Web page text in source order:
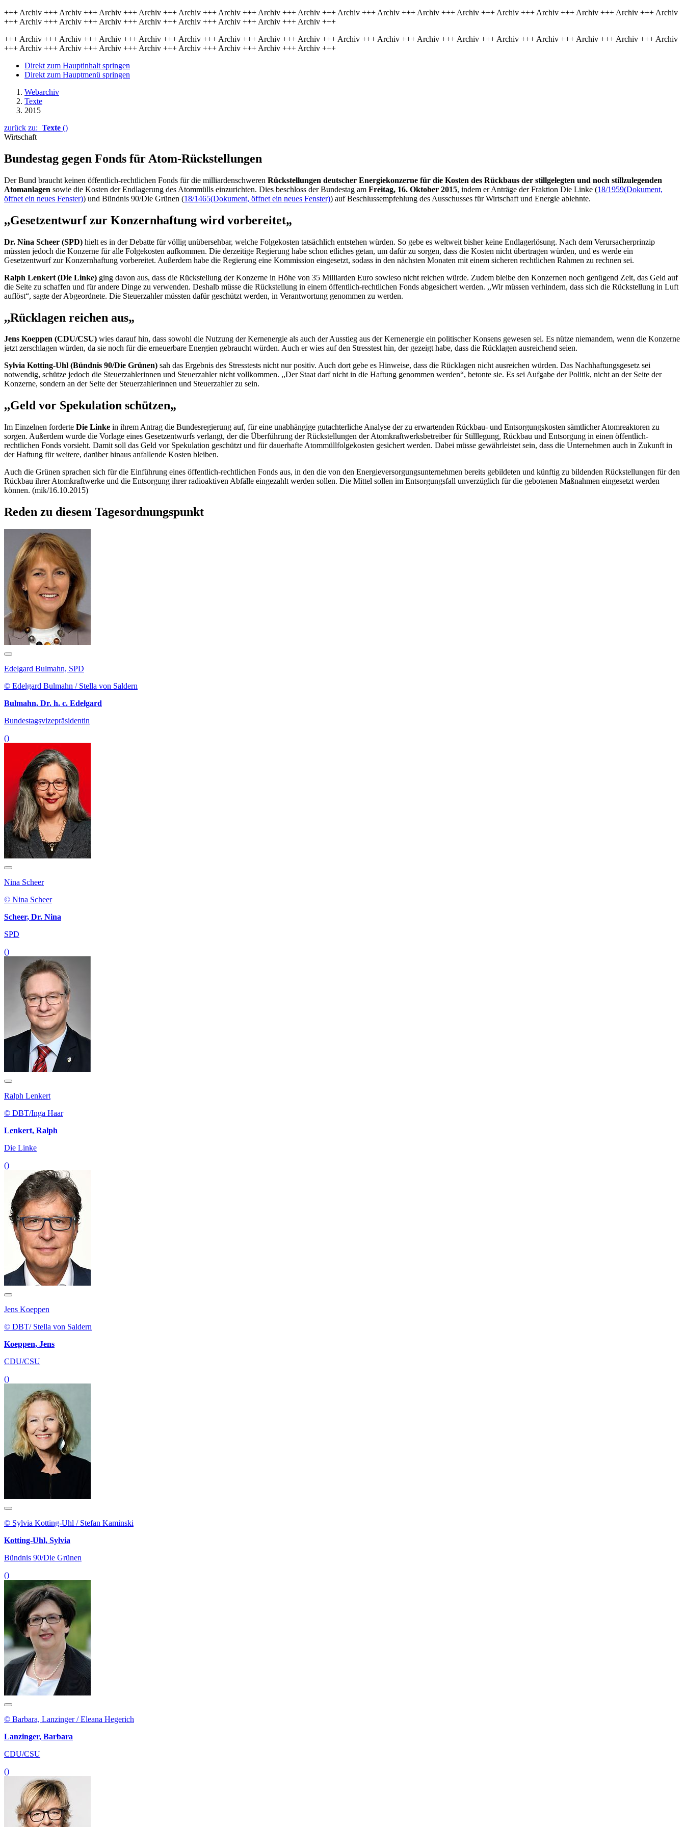
+++ Archiv +++ Archiv +++ Archiv +++ Archiv +++ Archiv +++ Archiv +++ Archiv +++ Archiv +++ Archiv +++ Archiv +++ Archiv +++ Archiv +++ Archiv +++ Archiv +++ Archiv +++ Archiv +++ Archiv
+++ Archiv +++ Archiv +++ Archiv +++ Archiv +++ Archiv +++ Archiv +++ Archiv +++ Archiv +++
+++ Archiv +++ Archiv +++ Archiv +++ Archiv +++ Archiv +++ Archiv +++ Archiv +++ Archiv +++ Archiv +++ Archiv +++ Archiv +++ Archiv +++ Archiv +++ Archiv +++ Archiv +++ Archiv +++ Archiv
+++ Archiv +++ Archiv +++ Archiv +++ Archiv +++ Archiv +++ Archiv +++ Archiv +++ Archiv +++
Direkt zum Hauptinhalt springen
Direkt zum Hauptmenü springen
Webarchiv
Texte
2015
zurück zu: Texte ()
Wirtschaft
Bundestag gegen Fonds für Atom-Rückstellungen
Der Bund braucht keinen öffentlich-rechtlichen Fonds für die milliardenschweren Rückstellungen deutscher Energiekonzerne für die Kosten des Rückbaus der stillgelegten und noch stillzulegenden
Atomanlagen sowie die Kosten der Endlagerung des Atommülls einzurichten. Dies beschloss der Bundestag am Freitag, 16. Oktober 2015, indem er Anträge der Fraktion Die Linke (18/1959(Dokument,
öffnet ein neues Fenster)) und Bündnis 90/Die Grünen (18/1465(Dokument, öffnet ein neues Fenster)) auf Beschlussempfehlung des Ausschusses für Wirtschaft und Energie ablehnte.
,,Gesetzentwurf zur Konzernhaftung wird vorbereitet„
Dr. Nina Scheer (SPD) hielt es in der Debatte für völlig unübersehbar, welche Folgekosten tatsächlich entstehen würden. So gebe es weltweit bisher keine Endlagerlösung. Nach dem Verursacherprinzip
müssten jedoch die Konzerne für alle Folgekosten aufkommen. Die derzeitige Regierung habe schon etliches getan, um dafür zu sorgen, dass die Kosten nicht übertragen würden, und es werde ein
Gesetzentwurf zur Konzernhaftung vorbereitet. Außerdem habe die Regierung eine Kommission eingesetzt, sodass in den nächsten Monaten mit einem sicheren rechtlichen Rahmen zu rechnen sei.
Ralph Lenkert (Die Linke) ging davon aus, dass die Rückstellung der Konzerne in Höhe von 35 Milliarden Euro sowieso nicht reichen würde. Zudem bleibe den Konzernen noch genügend Zeit, das Geld auf
die Seite zu schaffen und für andere Dinge zu verwenden. Deshalb müsse die Rückstellung in einem öffentlich-rechtlichen Fonds abgesichert werden. ,,Wir müssen verhindern, dass sich die Rückstellung in Luft
auflöst“, sagte der Abgeordnete. Die Steuerzahler müssten dafür geschützt werden, in Verantwortung genommen zu werden.
,,Rücklagen reichen aus„
Jens Koeppen (CDU/CSU) wies darauf hin, dass sowohl die Nutzung der Kernenergie als auch der Ausstieg aus der Kernenergie ein politischer Konsens gewesen sei. Es nütze niemandem, wenn die Konzerne
jetzt zerschlagen würden, da sie noch für die erneuerbare Energien gebraucht würden. Auch er wies auf den Stresstest hin, der gezeigt habe, dass die Rücklagen ausreichend seien.
Sylvia Kotting-Uhl (Bündnis 90/Die Grünen) sah das Ergebnis des Stresstests nicht nur positiv. Auch dort gebe es Hinweise, dass die Rücklagen nicht ausreichen würden. Das Nachhaftungsgesetz sei
notwendig, schütze jedoch die Steuerzahlerinnen und Steuerzahler nicht vollkommen. ,,Der Staat darf nicht in die Haftung genommen werden“, betonte sie. Es sei Aufgabe der Politik, nicht an der Seite der
Konzerne, sondern an der Seite der Steuerzahlerinnen und Steuerzahler zu sein.
,,Geld vor Spekulation schützen„
Im Einzelnen forderte Die Linke in ihrem Antrag die Bundesregierung auf, für eine unabhängige gutachterliche Analyse der zu erwartenden Rückbau- und Entsorgungskosten sämtlicher Atomreaktoren zu
sorgen. Außerdem wurde die Vorlage eines Gesetzentwurfs verlangt, der die Überführung der Rückstellungen der Atomkraftwerksbetreiber für Stilllegung, Rückbau und Entsorgung in einen öffentlich-
rechtlichen Fonds vorsieht. Damit soll das Geld vor Spekulation geschützt und für dauerhafte Atommüllfolgekosten gesichert werden. Dabei müsse gewährleistet sein, dass die Unternehmen auch in Zukunft in
der Haftung für weitere, darüber hinaus anfallende Kosten bleiben.
Auch die Grünen sprachen sich für die Einführung eines öffentlich-rechtlichen Fonds aus, in den die von den Energieversorgungsunternehmen bereits gebildeten und künftig zu bildenden Rückstellungen für den
Rückbau ihrer Atomkraftwerke und die Entsorgung ihrer radioaktiven Abfälle eingezahlt werden sollen. Die Mittel sollen im Entsorgungsfall unverzüglich für die gebotenen Maßnahmen eingesetzt werden
können. (mik/16.10.2015)
Reden zu diesem Tagesordnungspunkt
Edelgard Bulmahn, SPD
© Edelgard Bulmahn / Stella von Saldern
Bulmahn, Dr. h. c. Edelgard
Bundestagsvizepräsidentin
()
Nina Scheer
© Nina Scheer
Scheer, Dr. Nina
SPD
()
Ralph Lenkert
© DBT/Inga Haar
Lenkert, Ralph
Die Linke
()
Jens Koeppen
© DBT/ Stella von Saldern
Koeppen, Jens
CDU/CSU
()
© Sylvia Kotting-Uhl / Stefan Kaminski
Kotting-Uhl, Sylvia
Bündnis 90/Die Grünen
()
© Barbara, Lanzinger / Eleana Hegerich
Lanzinger, Barbara
CDU/CSU
()